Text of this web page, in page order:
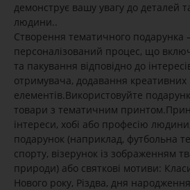
демонструє вашу увагу до деталей
людини..
Створення тематичного подарунка
персоналізований процес, що
та пакування відповідно до
отримувача, додавання креативних
елементів.Використовуйте
товари з тематичним
інтереси, хобі або професію
подарунок (наприклад, футбольна
спорту, візерунок із зображенням
природи) або святкові мотиви:
Нового року, Різдва, дня